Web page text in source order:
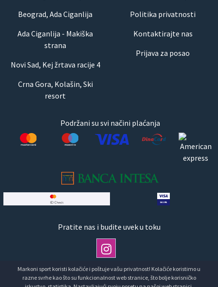
Beograd, Ada Ciganlija
Ada Ciganlija - Makiška
strana
Novi Sad, Kej žrtava racije 4
Crna Gora, Kolašin, Ski
resort
Politika privatnosti
Kontaktirajte nas
Prijava za posao
Podržani su svi načini plaćanja
Pratite nas i budite uvek u toku
Markoni sport koristi kolačiće i poštuje vašu privatnost! Kolačiće koristimo u
razne svrhe kao što su funkcionalnost web stranice, što bolje korisničko